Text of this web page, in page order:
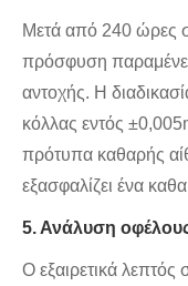
Μετά από 240 ώρες
πρόσφυση
αντοχής. Η
κόλλας εντός
πρότυπα καθαρής
εξασφαλίζει ένα
5. Ανάλυση
Ο εξαιρετικά λεπτός